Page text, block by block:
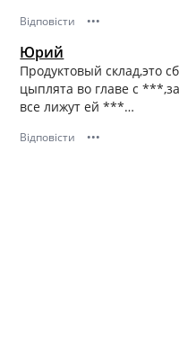
Відповісти •••
Юрий
Продуктовый склад,это
цыплята во главе с
все лижут ей ***…
Відповісти •••